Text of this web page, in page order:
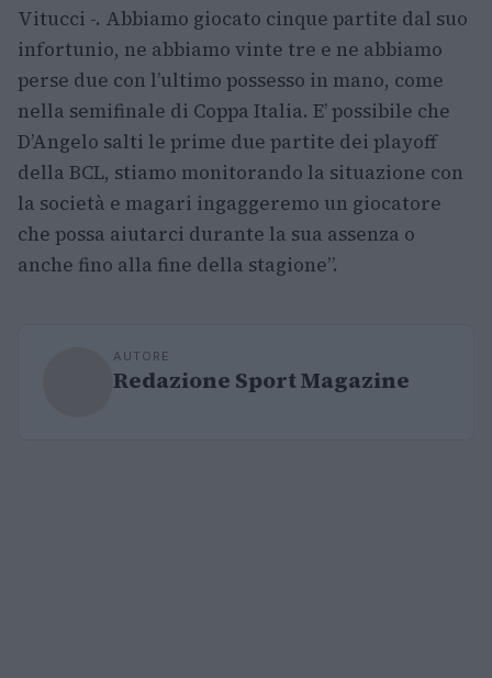
Vitucci -. Abbiamo giocato cinque partite dal suo
infortunio, ne abbiamo vinte tre e ne abbiamo
perse due con l’ultimo possesso in mano, come
nella semifinale di Coppa Italia. E’ possibile che
D’Angelo salti le prime due partite dei playoff
della BCL, stiamo monitorando la situazione con
la società e magari ingaggeremo un giocatore
che possa aiutarci durante la sua assenza o
anche fino alla fine della stagione”.
AUTORE
Redazione Sport Magazine